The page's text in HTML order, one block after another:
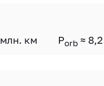
млн. км Porb ≈ 8,2